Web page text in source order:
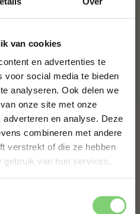
van cookies
en advertenties te
voor social media te bieden
analyseren. Ook delen we
onze site met onze
en analyse. Deze
combineren met andere
verstrekt of die ze hebben
van hun services.
WORSTENBROOD COMPLEET!
RUB
en ontvang direct
bestelling.